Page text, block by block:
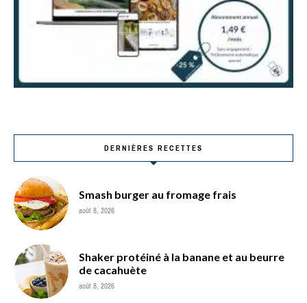
DERNIÈRES RECETTES
Smash burger au fromage frais
août 8, 2026
Shaker protéiné à la banane et au beurre
de cacahuète
août 8, 2026